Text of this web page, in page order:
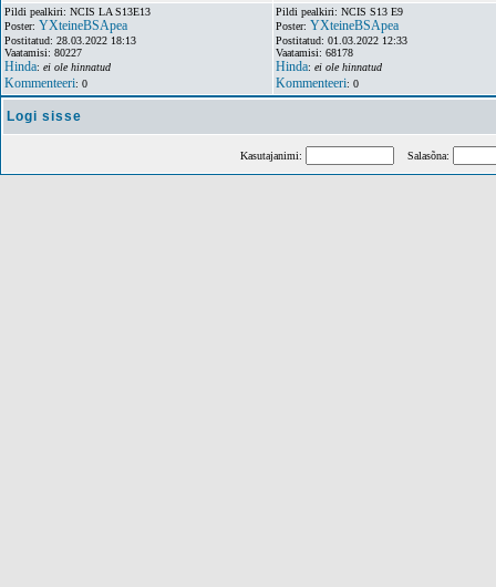
Pildi pealkiri: NCIS LA S13E13
Poster: YXteineBSApea
Postitatud: 28.03.2022 18:13
Vaatamisi: 80227
Hinda: ei ole hinnatud
Kommenteeri: 0
Pildi pealkiri: NCIS S13 E9
Poster: YXteineBSApea
Postitatud: 01.03.2022 12:33
Vaatamisi: 68178
Hinda: ei ole hinnatud
Kommenteeri: 0
Logi sisse
Kasutajanimi: Salasõna: